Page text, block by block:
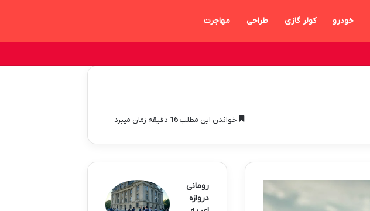
خودرو کولر گازی طراحی مهاجرت
خواندن این مطلب 16 دقیقه زمان میبرد
رومانی
دروازه